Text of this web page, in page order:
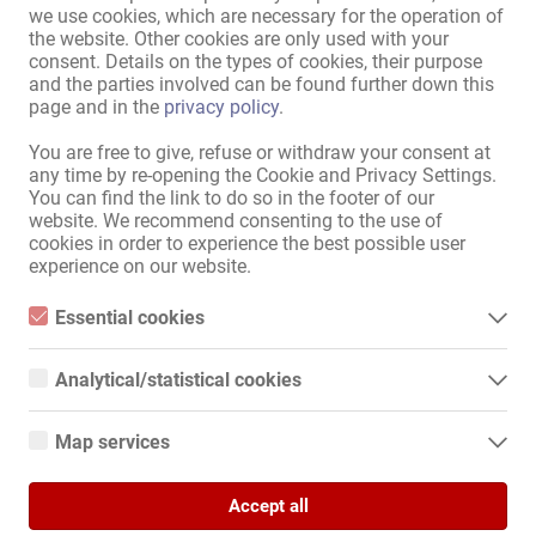
we use cookies, which are necessary for the operation of
the website. Other cookies are only used with your
consent. Details on the types of cookies, their purpose
and the parties involved can be found further down this
page and in the privacy policy.
You are free to give, refuse or withdraw your consent at
any time by re-opening the Cookie and Privacy Settings.
You can find the link to do so in the footer of our
website. We recommend consenting to the use of
cookies in order to experience the best possible user
experience on our website.
Essential cookies
Essential cookies are all cookies necessary for the operation of
function properly without these cookies.
Analytical/statistical cookies
Analytical or statistical cookies are cookies that are used to
They help website owners understand how visitors interact with
Map services
When you use Google Maps on our website, information about
your use of this site and your IP address may be transmitted to
Accept all
Zone d'accueil, Bar,Restaurant
Cinéma érotique ,Salle de
massage,Chambre à thème
Chambre VIP
Parkings pour clients:
Disponible,Propre
Stationnement:
Devant la maison,Gratuit
Emplacement:
Zone d'activité commerciale
proximité de la gare ,À une
commercial
Kiosque,Salon de manucure,
Afficher toutes les informations